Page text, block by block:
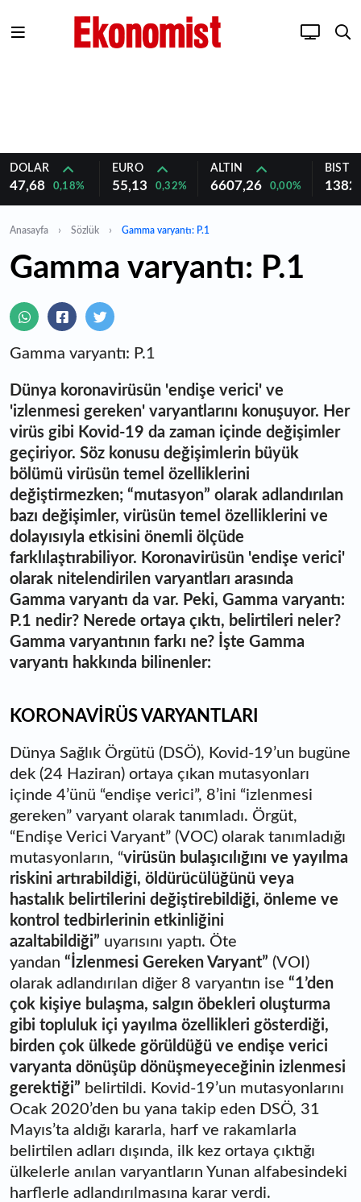
DOLAR
47,68 0,18%
EURO
55,13 0,32%
ALTIN
6607,26 0,00%
BIST
Anasayfa Sözlük Gamma varyantı: P.1
Gamma varyantı: P.1
Gamma varyantı: P.1
Dünya koronavirüsün 'endişe verici' ve
'izlenmesi gereken' varyantlarını konuşuyor. Her
virüs gibi Kovid-19 da zaman içinde değişimler
geçiriyor. Söz konusu değişimlerin büyük
bölümü virüsün temel özelliklerini
değiştirmezken; “mutasyon” olarak adlandırılan
bazı değişimler, virüsün temel özelliklerini ve
dolayısıyla etkisini önemli ölçüde
farklılaştırabiliyor. Koronavirüsün 'endişe verici'
olarak nitelendirilen varyantları arasında
Gamma varyantı da var. Peki, Gamma varyantı:
P.1 nedir? Nerede ortaya çıktı, belirtileri neler?
Gamma varyantının farkı ne? İşte Gamma
varyantı hakkında bilinenler:
KORONAVİRÜS VARYANTLARI
Dünya Sağlık Örgütü (DSÖ), Kovid-19’un bugüne
dek (24 Haziran) ortaya çıkan mutasyonları
içinde 4’ünü “endişe verici”, 8’ini “izlenmesi
gereken” varyant olarak tanımladı. Örgüt,
“Endişe Verici Varyant” (VOC) olarak tanımladığı
mutasyonların, “virüsün bulaşıcılığını ve yayılma
riskini artırabildiği, öldürücülüğünü veya
hastalık belirtilerini değiştirebildiği, önleme ve
kontrol tedbirlerinin etkinliğini
azaltabildiği” uyarısını yaptı. Öte
yandan “İzlenmesi Gereken Varyant” (VOI)
olarak adlandırılan diğer 8 varyantın ise “1’den
çok kişiye bulaşma, salgın öbekleri oluşturma
gibi topluluk içi yayılma özellikleri gösterdiği,
birden çok ülkede görüldüğü ve endişe verici
varyanta dönüşüp dönüşmeyeceğinin izlenmesi
gerektiği” belirtildi. Kovid-19’un mutasyonlarını
Ocak 2020’den bu yana takip eden DSÖ, 31
Mayıs’ta aldığı kararla, harf ve rakamlarla
belirtilen adları dışında, ilk kez ortaya çıktığı
ülkelerle anılan varyantların Yunan alfabesindeki
harflerle adlandırılmasına karar verdi.